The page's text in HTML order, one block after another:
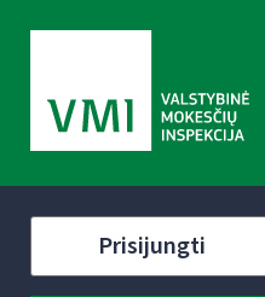
Prisijungti